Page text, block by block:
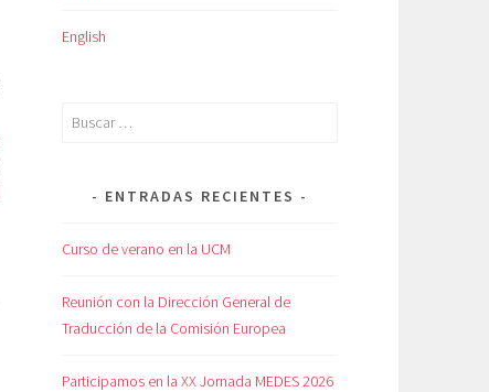
English
Buscar:
ENTRADAS RECIENTES
Curso de verano en la UCM
Reunión con la Dirección General de
Traducción de la Comisión Europea
Participamos en la XX Jornada MEDES 2026